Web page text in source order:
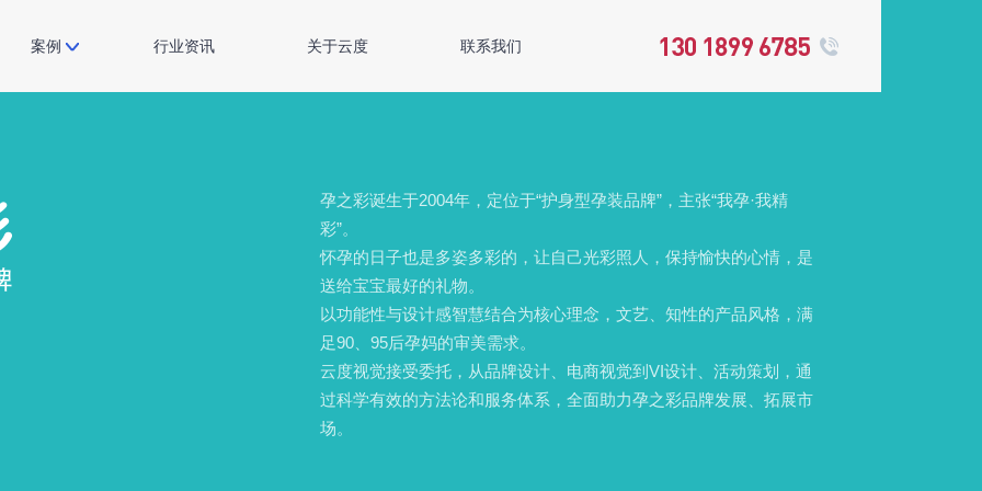
案例 行业资讯 关于云度 联系我们
孕之彩诞生于2004年，定位于“护身型孕装品牌”，主张“我孕·我精
彩”。
怀孕的日子也是多姿多彩的，让自己光彩照人，保持愉快的心情，是
送给宝宝最好的礼物。
以功能性与设计感智慧结合为核心理念，文艺、知性的产品风格，满
足90、95后孕妈的审美需求。
云度视觉接受委托，从品牌设计、电商视觉到VI设计、活动策划，通
过科学有效的方法论和服务体系，全面助力孕之彩品牌发展、拓展市
场。
137 5711 4704